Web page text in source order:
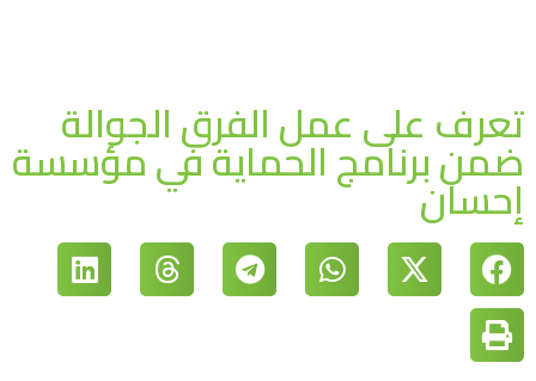
تعرف على عمل الفرق الجوالة
ضمن برنامج الحماية في مؤسسة
إحسان